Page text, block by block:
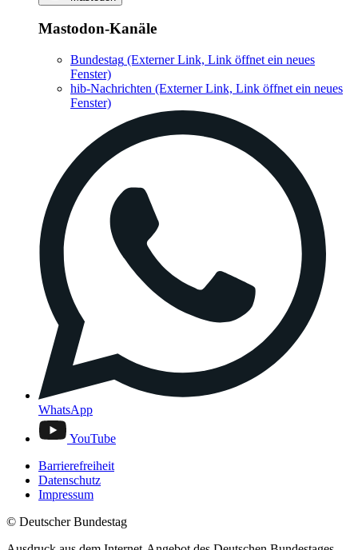
Mastodon-Kanäle
Bundestag (Externer Link, Link öffnet ein neues
Fenster)
hib-Nachrichten (Externer Link, Link öffnet ein neues
Fenster)
WhatsApp
YouTube
Barrierefreiheit
Datenschutz
Impressum
© Deutscher Bundestag